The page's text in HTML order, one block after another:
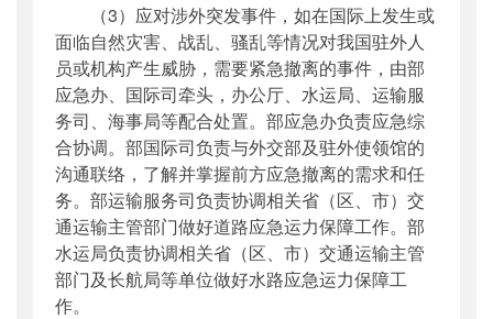
（3）应对涉外突发事件，如在国际上发生或
面临自然灾害、战乱、骚乱等情况对我国驻外人
员或机构产生威胁，需要紧急撤离的事件，由部
应急办、国际司牵头，办公厅、水运局、运输服
务司、海事局等配合处置。部应急办负责应急综
合协调。部国际司负责与外交部及驻外使领馆的
沟通联络，了解并掌握前方应急撤离的需求和任
务。部运输服务司负责协调相关省（区、市）交
通运输主管部门做好道路应急运力保障工作。部
水运局负责协调相关省（区、市）交通运输主管
部门及长航局等单位做好水路应急运力保障工
作。